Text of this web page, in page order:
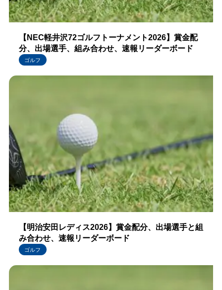
【NEC軽井沢72ゴルフトーナメント2026】賞金配
分、出場選手、組み合わせ、速報リーダーボード
ゴルフ
【明治安田レディス2026】賞金配分、出場選手と組
み合わせ、速報リーダーボード
ゴルフ